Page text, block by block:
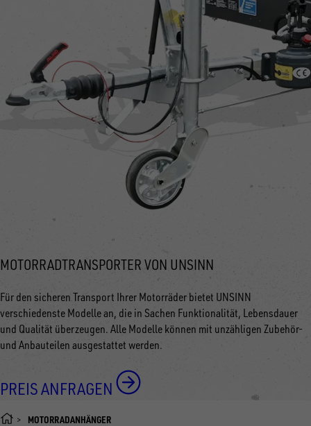
MOTORRADTRANSPORTER VON UNSINN
Für den sicheren Transport Ihrer Motorräder bietet UNSINN
verschiedenste Modelle an, die in Sachen Funktionalität, Lebensdauer
und Qualität überzeugen. Alle Modelle können mit unzähligen Zubehör-
und Anbauteilen ausgestattet werden.
PREIS ANFRAGEN
MOTORRADANHÄNGER